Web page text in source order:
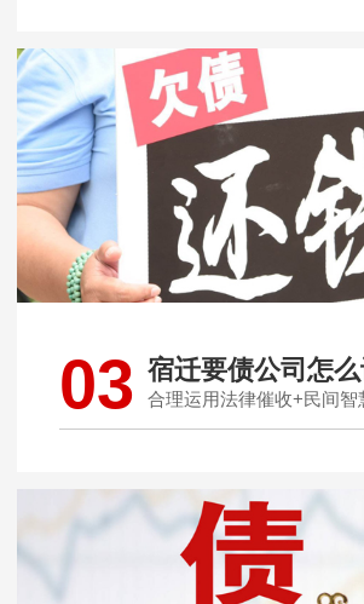
03 宿迁要债公司怎么
合理运用法律催收+民间智